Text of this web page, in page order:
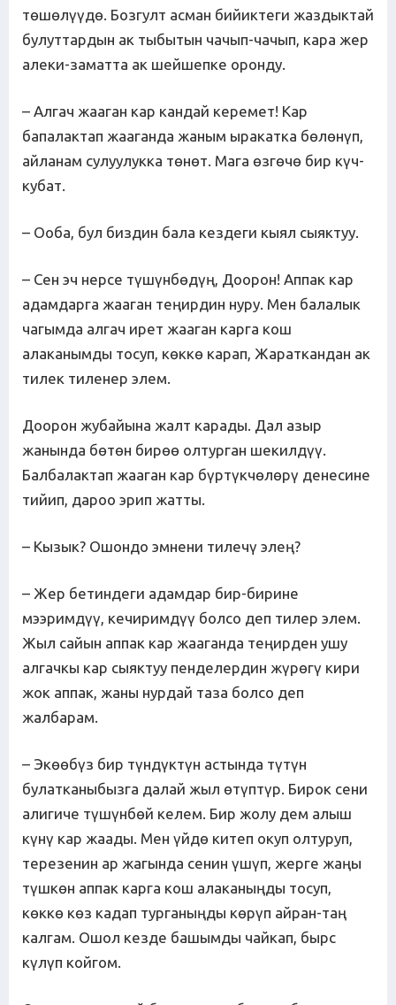
төшөлүүдө. Бозгулт асман бийиктеги жаздыктай
булуттардын ак тыбытын чачып-чачып, кара жер
алеки-заматта ак шейшепке оронду.
– Алгач жааган кар кандай керемет! Кар
бапалактап жааганда жаным ыракатка бөлөнүп,
айланам сулуулукка төнөт. Мага өзгөчө бир күч-
кубат.
– Ооба, бул биздин бала кездеги кыял сыяктуу.
– Сен эч нерсе түшүнбөдүң, Доорон! Аппак кар
адамдарга жааган теңирдин нуру. Мен балалык
чагымда алгач ирет жааган карга кош
алаканымды тосуп, көккө карап, Жараткандан ак
тилек тиленер элем.
Доорон жубайына жалт карады. Дал азыр
жанында бөтөн бирөө олтурган шекилдүү.
Балбалактап жааган кар бүртүкчөлөрү денесине
тийип, дароо эрип жатты.
– Кызык? Ошондо эмнени тилечү элең?
– Жер бетиндеги адамдар бир-бирине
мээримдүү, кечиримдүү болсо деп тилер элем.
Жыл сайын аппак кар жааганда теңирден ушу
алгачкы кар сыяктуу пенделердин жүрөгү кири
жок аппак, жаны нурдай таза болсо деп
жалбарам.
– Экөөбүз бир түндүктүн астында түтүн
булатканыбызга далай жыл өтүптүр. Бирок сени
алигиче түшүнбөй келем. Бир жолу дем алыш
күнү кар жаады. Мен үйдө китеп окуп олтуруп,
терезенин ар жагында сенин үшүп, жерге жаңы
түшкөн аппак карга кош алаканыңды тосуп,
көккө көз кадап турганыңды көрүп айран-таң
калгам. Ошол кезде башымды чайкап, бырс
күлүп койгом.